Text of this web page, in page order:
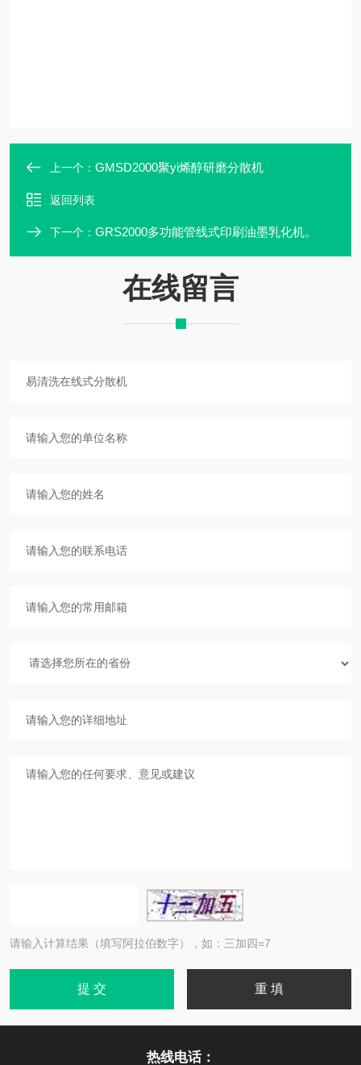
上一个： GMSD2000聚yi烯醇研磨分散机
返回列表
下一个： GRS2000多功能管线式印刷油墨乳化机。
在线留言
请输入计算结果（填写阿拉伯数字），如：三加四=7
热线电话：